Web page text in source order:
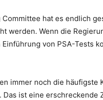
hat es endlich
werden. Wenn die
von PSA-Tests
immer noch die häufigste
ist eine erschreckende